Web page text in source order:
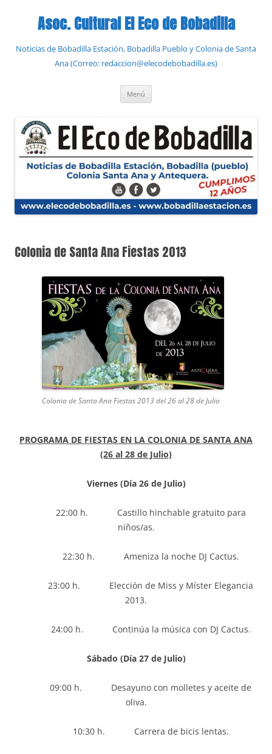
contenidoAsoc. Cultural El Eco de Bobadilla
Noticias de Bobadilla Estación, Bobadilla Pueblo y Colonia de Santa
Ana (Correo: redaccion@elecodebobadilla.es)
Menú
Colonia de Santa Ana Fiestas 2013
Colonia de Santa Ana Fiestas 2013 del 26 al 28 de Julio
PROGRAMA DE FIESTAS EN LA COLONIA DE SANTA ANA
(26 al 28 de Julio)
Viernes (Día 26 de Julio)
22:00 h. Castillo hinchable gratuito para
niños/as.
22:30 h. Ameniza la noche DJ Cactus.
23:00 h. Elección de Miss y Míster Elegancia
2013.
24:00 h. Continúa la música con DJ Cactus.
Sábado (Día 27 de Julio)
09:00 h. Desayuno con molletes y aceite de
oliva.
10:30 h. Carrera de bicis lentas.